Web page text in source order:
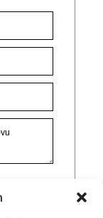
building a
feel free to